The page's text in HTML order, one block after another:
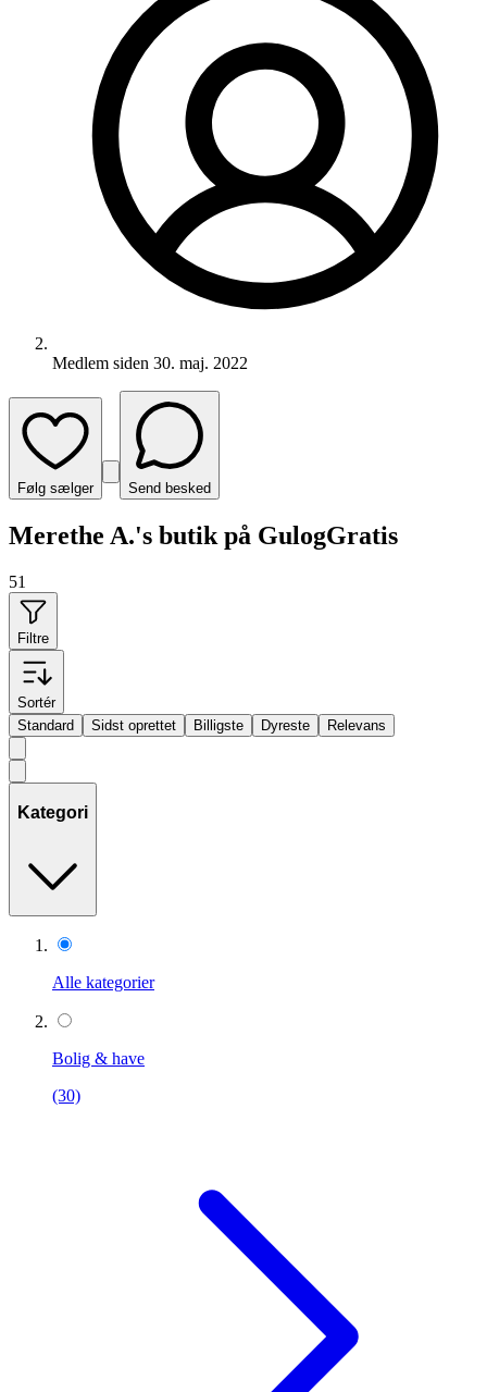
Medlem siden 30. maj. 2022
Følg sælger Send besked
Merethe A.'s butik på GulogGratis
51
Filtre
Sortér
Standard
Sidst oprettet Billigste Dyreste Relevans
Kategori
Alle kategorier
Bolig & have
(30)